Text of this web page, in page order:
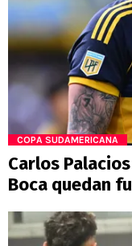
COPA SUDAMERICANA
Carlos
Boca quedan